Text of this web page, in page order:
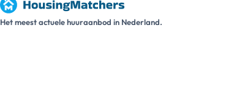
Het meest actuele huuraanbod in Nederland.